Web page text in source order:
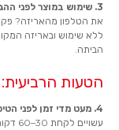
3. שימוש במוצר לפני ההגעה למכס –
את הטלפון מהאריזה?
ללא שימוש ובאריזה
הביתה.
הטעות
4. מעט מדי זמן לפני הטיסה –